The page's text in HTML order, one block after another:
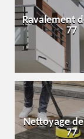
Ravalement
77
Nettoyage
77